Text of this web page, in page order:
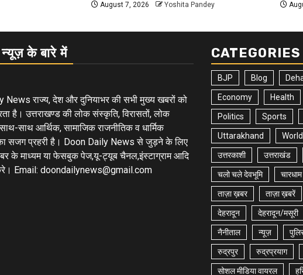
August 7, 2026 Yoshita Pandey
के बारे में
News राज्य, देश और दुनियाभर की सभी मुख्य खबरों को
है। उत्तराखण्ड की लोक संस्कृति, विरासतों, लोक
साथ आर्थिक, सामाजिक राजनीतिक व धार्मिक
का सजग प्रहरी है। Doon Daily News से जुड़ने के लिए
के माध्यम या फेसबुक पेज,यू-ट्यूब चैनल,इंस्टाग्राम आदि
Email: doondailynews@gmail.com
CATEGORIES
BJP Blog
Economy Health
Politics Sports
Uttarakhand World
उत्तरकाशी उत्तराखंड
चलो चले देवभूमि चारधाम
ताज़ा ख़बर ताज़ा ख़बरें
देहरादून देहरादून/मसूरी
नैनीताल न्यूज़
रुद्रपुर रुद्रप्रयाग
सोशल मीडिया वायरल